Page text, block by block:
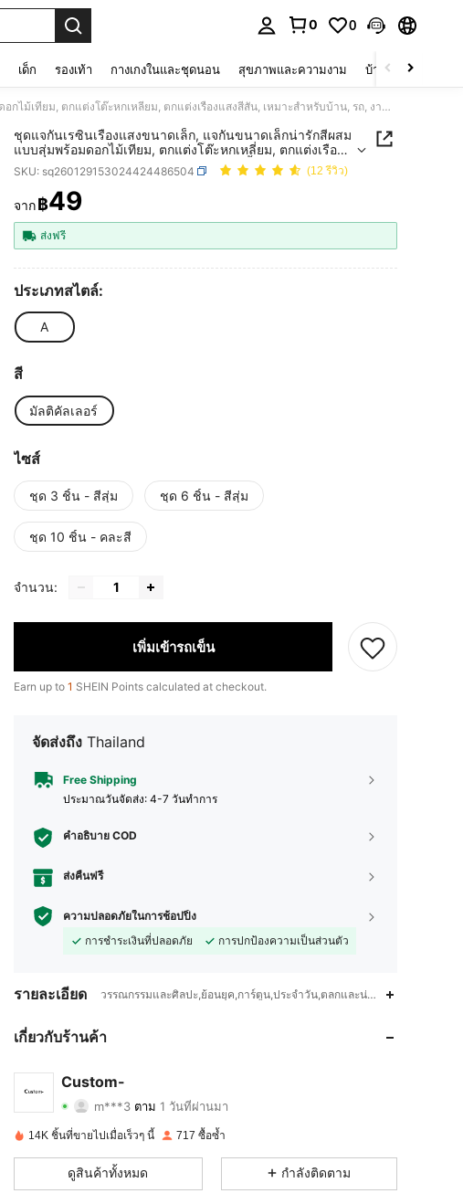
0 0
เด็ก รองเท้า กางเกงในและชุดนอน สุขภาพและความงาม บ้านและที่อยู่อาศัย
ชุดแจกันเรซินเรืองแสงขนาดเล็ก, แจกันขนาดเล็กน่ารักสีผสมแบบสุ่มพร้อมดอกไม้เทียม, ตกแต่งโต๊ะหกเหลี่ยม, ตกแต่งเรืองแสงสีสัน, เหมาะสำหรับบ้าน, รถ, งานปาร์ตี้, ไม่ต้องใช้ไฟฟ้า, ตกแต่งภายในรถสร้างสรรค์, ของขวัญตกแต่งบ้านสวยงาม
ชุดแจกันเรซินเรืองแสงขนาดเล็ก, แจกันขนาดเล็กน่ารักสีผสม
แบบสุ่มพร้อมดอกไม้เทียม, ตกแต่งโต๊ะหกเหลี่ยม, ตกแต่งเรือง
แสงสีสัน, เหมาะสำหรับบ้าน, รถ, งานปาร์ตี้, ไม่ต้องใช้ไฟฟ้า,
ตกแต่งภายในรถสร้างสรรค์, ของขวัญตกแต่งบ้านสวยงาม
SKU: sq260129153024424486504 (12 รีวิว)
PRICE AND AVAILABILITY
จาก฿49
ส่งฟรี
ประเภทสไตล์:
A
สี
มัลติคัลเลอร์
ไซส์
ชุด 3 ชิ้น - สีสุ่ม ชุด 6 ชิ้น - สีสุ่ม
ชุด 10 ชิ้น - คละสี
จำนวน:
เพิ่มเข้ารถเข็น
Earn up to 1 SHEIN Points calculated at checkout.
จัดส่งถึง Thailand
Free Shipping
ประมาณวันจัดส่ง: 4-7 วันทำการ
คำอธิบาย COD
ส่งคืนฟรี
ความปลอดภัยในการช้อปปิ้ง
การชำระเงินที่ปลอดภัย
การปกป้องความเป็นส่วนตัว
รายละเอียด วรรณกรรมและศิลปะ,ย้อนยุค,การ์ตูน,ประจำวัน,ตลกและน่ารัก,ความหรูหราร
เกี่ยวกับร้านค้า
Custom-
4.75
m***3 ตาม 1 วันที่ผ่านมา
4.75
242
14K ชิ้นที่ขายไปเมื่อเร็วๆ นี้ 717 ซื้อซ้ำ
ดูสินค้าทั้งหมด กำลังติดตาม